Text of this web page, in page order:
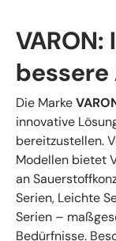
Die Marke
innovative
bereitzustellen.
Modellen bietet
an
Serien, Leichte
Serien –
Bedürfnisse.